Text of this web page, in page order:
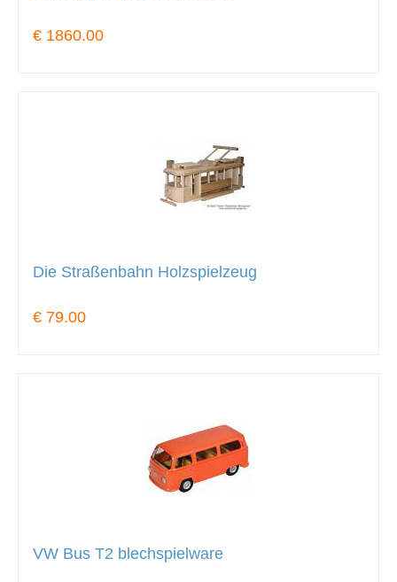
€ 1860.00
Die Straßenbahn Holzspielzeug
€ 79.00
VW Bus T2 blechspielware